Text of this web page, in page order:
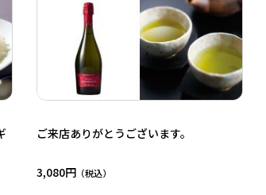
ご来店ありがとうございます。
3,080円